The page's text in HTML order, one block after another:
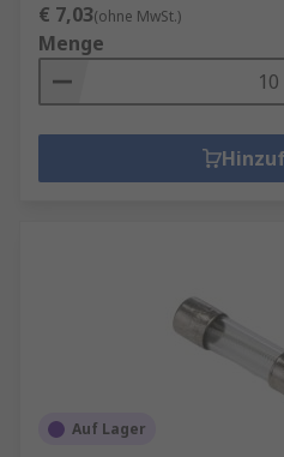
€ 7,03(ohne MwSt.)
Menge
Auf Lager